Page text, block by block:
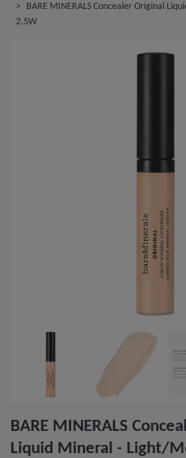
BARE MINERALS Concealer Original
2.5W
BARE MINERALS
Liquid Mineral - Light/